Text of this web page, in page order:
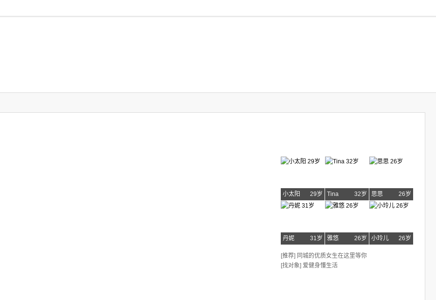
小太阳 29岁 Tina 32岁 思思 26岁
丹妮 31岁 雅悠 26岁 小玲儿 26岁
[推荐] 同城的优质女生在这里等你
[找对象] 爱健身懂生活